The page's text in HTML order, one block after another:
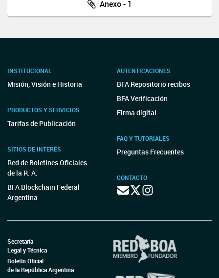
Anexo - 1
INSTITUCIONAL
Misión, Visión e Historia
PRODUCTOS Y SERVICIOS
Tarifas de Publicación
SITIOS DE INTERÉS
Red de Boletines Oficiales
de la R. A.
BFA Blockchain Federal
Argentina
AUTENTICACIONES
BFA Repositorio recibos
BFA Verificación
Firma digital
FAQ Y TUTORIALES
Preguntas Frecuentes
CONTACTO
Secretaría
Legal y Técnica
Boletín Oficial
de la República Argentina